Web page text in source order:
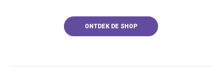
ONTDEK DE SHOP